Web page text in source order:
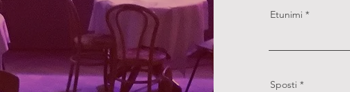
Etunimi
Sposti